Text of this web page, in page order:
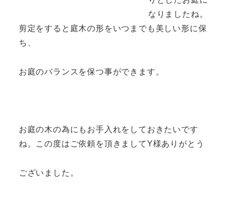
なりましたね。
剪定をすると庭木の形をいつまでも美しい形に保
ち、
お庭のバランスを保つ事ができます。
お庭の木の為にもお手入れをしておきたいです
ね。この度はご依頼を頂きましてY様ありがとう
ございました。